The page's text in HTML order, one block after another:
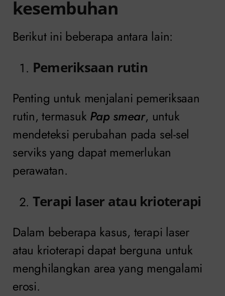
kesembuhan
Berikut ini beberapa antara lain:
Pemeriksaan rutin
Penting untuk menjalani pemeriksaan
rutin, termasuk Pap smear, untuk
mendeteksi perubahan pada sel-sel
serviks yang dapat memerlukan
perawatan.
Terapi laser atau krioterapi
Dalam beberapa kasus, terapi laser
atau krioterapi dapat berguna untuk
menghilangkan area yang mengalami
erosi.